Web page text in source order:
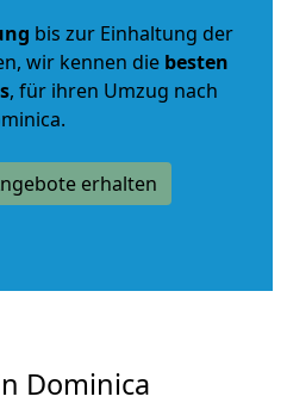
bis zur Einhaltung der
wir kennen die besten
, für ihren Umzug nach
erhalten
Dominica